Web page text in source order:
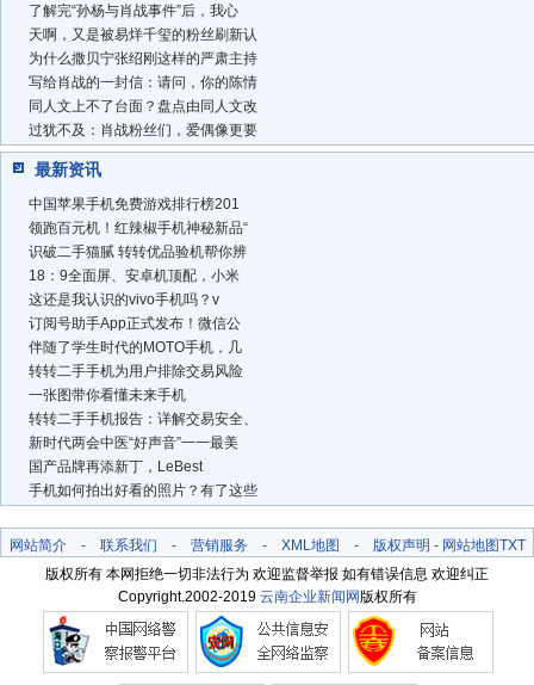
了解完“孙杨与肖战事件”后，我心
天啊，又是被易烊千玺的粉丝刷新认
为什么撒贝宁张绍刚这样的严肃主持
写给肖战的一封信：请问，你的陈情
同人文上不了台面？盘点由同人文改
过犹不及：肖战粉丝们，爱偶像更要
最新资讯
中国苹果手机免费游戏排行榜201
领跑百元机！红辣椒手机神秘新品“
识破二手猫腻 转转优品验机帮你辨
18：9全面屏、安卓机顶配，小米
这还是我认识的vivo手机吗？v
订阅号助手App正式发布！微信公
伴随了学生时代的MOTO手机，几
转转二手手机为用户排除交易风险
一张图带你看懂未来手机
转转二手手机报告：详解交易安全、
新时代两会中医“好声音”一一最美
国产品牌再添新丁，LeBest
手机如何拍出好看的照片？有了这些
网站简介- 联系我们 - 营销服务 - XML地图 - 版权声明 - 网站地图TXT
版权所有 本网拒绝一切非法行为 欢迎监督举报 如有错误信息 欢迎纠正
Copyright.2002-2019 云南企业新闻网版权所有